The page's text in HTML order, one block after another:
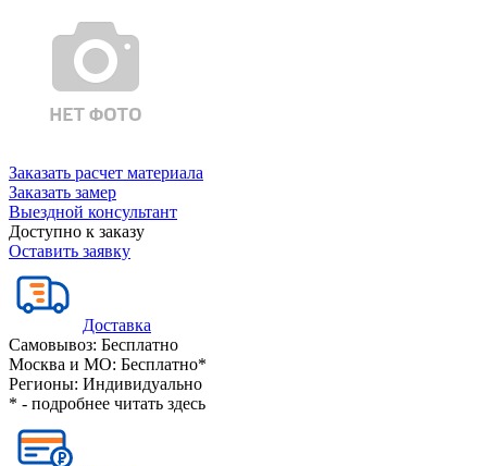
Заказать расчет материала
Заказать замер
Выездной консультант
Доступно к заказу
Оставить заявку
Доставка
Самовывоз: Бесплатно
Москва и МО: Бесплатно*
Регионы: Индивидуально
* - подробнее читать здесь